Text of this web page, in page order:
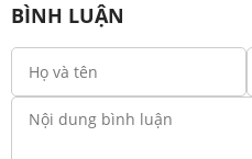
BÌNH LUẬN